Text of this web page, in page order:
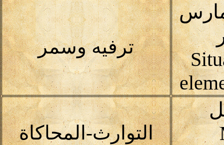
ترفيه وسمر
التوارث-المحاكاة